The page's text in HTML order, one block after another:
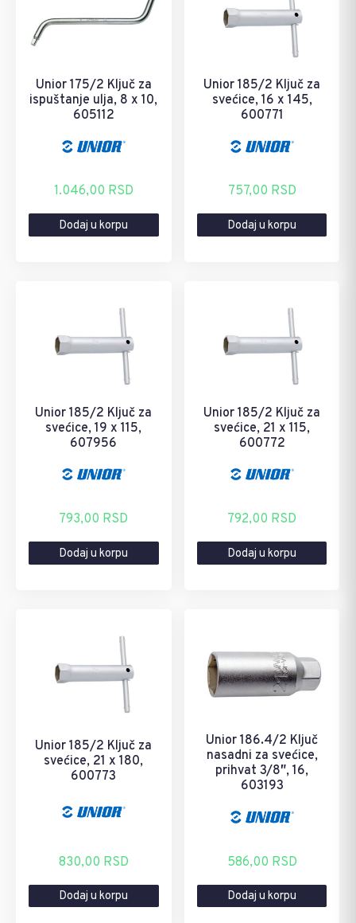
Unior 175/2 Ključ za
ispuštanje ulja, 8 x 10,
605112
1.046,00 RSD
Dodaj u korpu
Unior 185/2 Ključ za
svećice, 16 x 145,
600771
757,00 RSD
Dodaj u korpu
Unior 185/2 Ključ za
svećice, 19 x 115,
607956
793,00 RSD
Dodaj u korpu
Unior 185/2 Ključ za
svećice, 21 x 115,
600772
792,00 RSD
Dodaj u korpu
Unior 185/2 Ključ za
svećice, 21 x 180,
600773
830,00 RSD
Dodaj u korpu
Unior 186.4/2 Ključ
nasadni za svećice,
prihvat 3/8″, 16,
603193
586,00 RSD
Dodaj u korpu